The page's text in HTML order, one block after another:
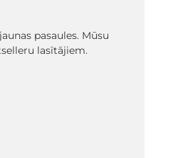
pasaules. Mūsu
lasītājiem.